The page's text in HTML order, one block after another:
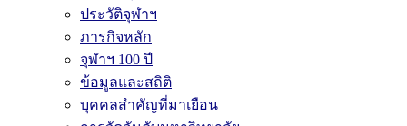
ประวัติจุฬาฯ
ภารกิจหลัก
จุฬาฯ 100 ปี
ข้อมูลและสถิติ
บุคคลสำคัญที่มาเยือน